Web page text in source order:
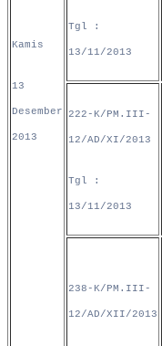
Kamis
13
Desember
2013
Tgl :
13/11/2013
222-K/PM.III-
12/AD/XI/2013
Tgl :
13/11/2013
238-K/PM.III-
12/AD/XII/2013